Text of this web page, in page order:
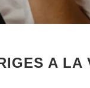
A LA